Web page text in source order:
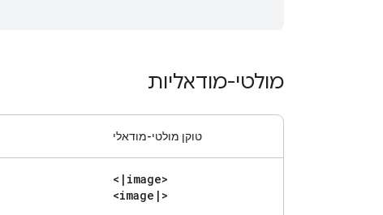
מולטי-מודאליות
טוקן מולטי-מודאלי
< | image>
<image | >